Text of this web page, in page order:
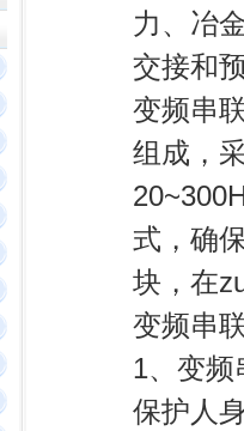
力、冶
交接和
变频串
组成，
式，确
块，在
变频串
1、变频
保护人